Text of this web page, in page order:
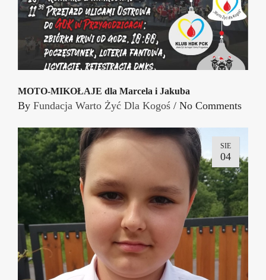
MOTO-MIKOŁAJE dla Marcela i Jakuba
By Fundacja Warto Żyć Dla Kogoś / No Comments
SIE
04